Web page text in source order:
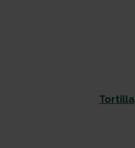
Tortilla